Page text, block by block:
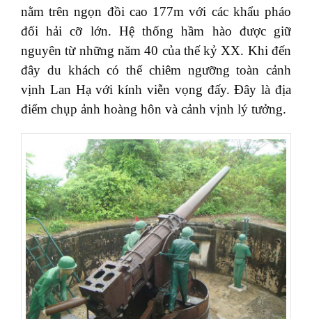
nằm trên ngọn đồi cao 177m với các khẩu pháo
đối hải cỡ lớn. Hệ thống hầm hào được giữ
nguyên từ những năm 40 của thế kỷ XX. Khi đến
đây du khách có thể chiêm ngưỡng toàn cảnh
vịnh Lan Hạ với kính viễn vọng đấy. Đây là địa
điểm chụp ảnh hoàng hôn và cảnh vịnh lý tưởng.